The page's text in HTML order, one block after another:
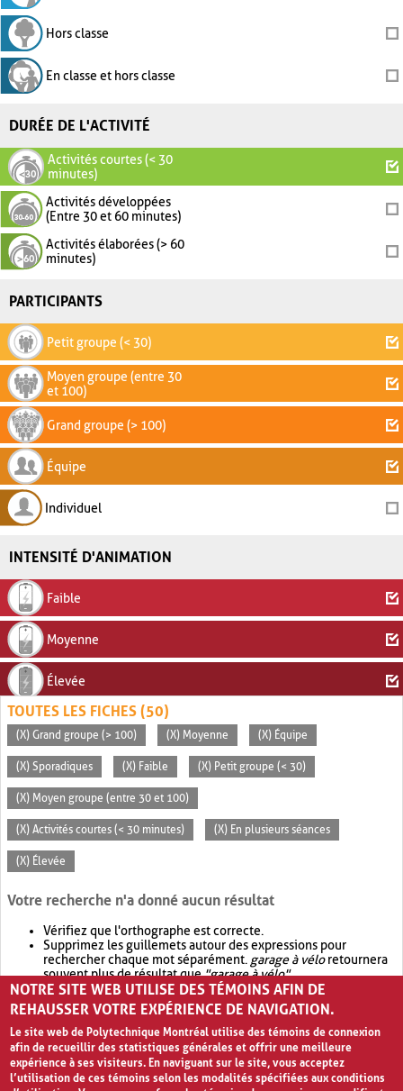
Hors classe
En classe et hors classe
DURÉE DE L'ACTIVITÉ
Activités courtes (< 30
minutes)
Activités développées
(Entre 30 et 60 minutes)
Activités élaborées (> 60
minutes)
PARTICIPANTS
Petit groupe (< 30)
Moyen groupe (entre 30
et 100)
Grand groupe (> 100)
Équipe
Individuel
INTENSITÉ D'ANIMATION
Faible
Moyenne
Élevée
TOUTES LES FICHES (50)
(X) Grand groupe (> 100) (X) Moyenne (X) Équipe
(X) Sporadiques (X) Faible (X) Petit groupe (< 30)
(X) Moyen groupe (entre 30 et 100)
(X) Activités courtes (< 30 minutes) (X) En plusieurs séances
(X) Élevée
Votre recherche n'a donné aucun résultat
Vérifiez que l'orthographe est correcte.
Supprimez les guillemets autour des expressions pour
rechercher chaque mot séparément. garage à véloretournera
souvent plus de résultat que"garage à vélo".
Envisagez d'élargir votre recherche avec OR.garage OR vélo
retournera souvent plus de résultat quegarage à vélo
NOTRE SITE WEB UTILISE DES TÉMOINS AFIN DE
REHAUSSER VOTRE EXPÉRIENCE DE NAVIGATION.
Le site web de Polytechnique Montréal utilise des témoins de connexion
afin de recueillir des statistiques générales et offrir une meilleure
expérience à ses visiteurs. En naviguant sur le site, vous acceptez
l’utilisation de ces témoins selon les modalités spécifiées aux conditions